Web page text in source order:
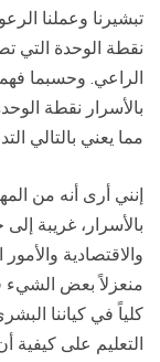
تبشيرنا وعملنا
نقطة الوحدة التي
الراعي. وحسبما
بالأسرار نقطة
مما يعني بالتالي
إنني أرى أنه من
بالأسرار، غريبة
والاقتصادية
منعزلاً بعض الشيء
كلياً في كياننا
التعليم على كيفية